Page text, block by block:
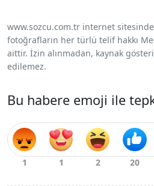
www.sozcu.com.tr internet sitesinde
fotoğrafların her türlü telif hakkı
aittir. İzin alınmadan, kaynak
edilemez.
Bu habere emoji ile